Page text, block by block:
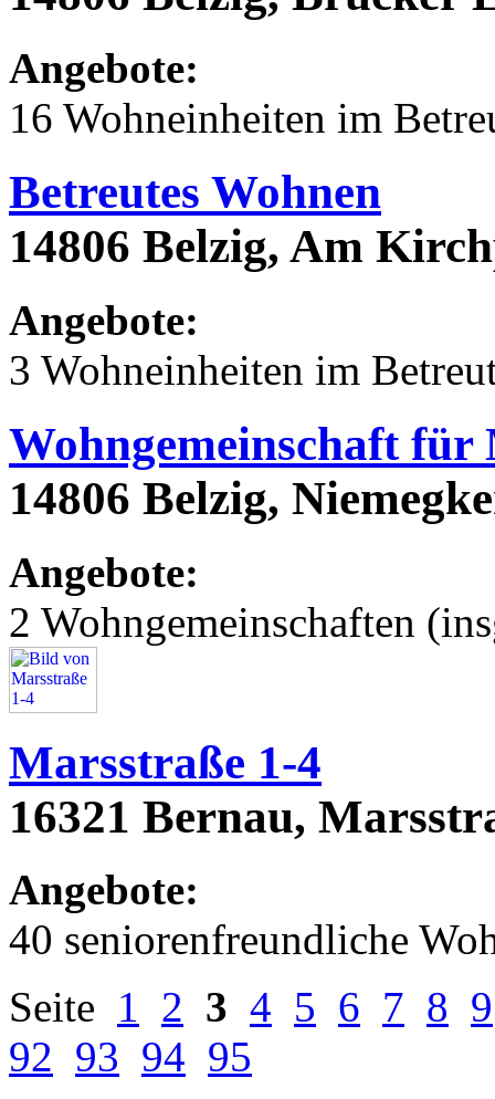
Angebote:
16 Wohneinheiten im
Betreutes Wohnen
14806 Belzig, Am
Angebote:
3 Wohneinheiten im
Wohngemeinschaft für
14806 Belzig,
Angebote:
2 Wohngemeinschaften
Marsstraße 1-4
16321 Bernau,
Angebote:
40 seniorenfreundliche
Seite 1 2 3 4 5 6 7 8 9
92 93 94 95